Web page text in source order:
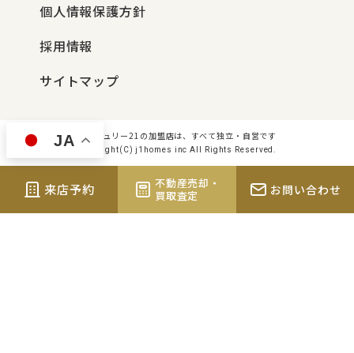
個人情報保護方針
採用情報
サイトマップ
センチュリー21の加盟店は、すべて独立・自営です
Copyright(C) j1homes inc All Rights Reserved.
来店予約
不動産売却・
買取査定
お問い合わせ
JA